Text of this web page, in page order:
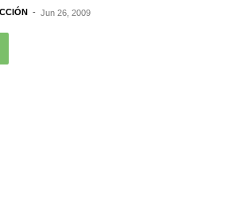
- Jun 26, 2009